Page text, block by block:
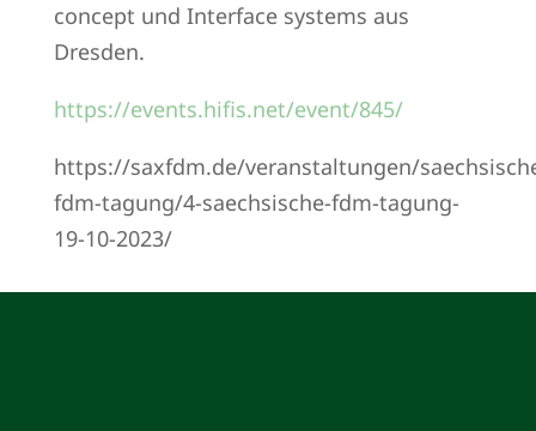
concept und Interface systems aus
Dresden.
https://events.hifis.net/event/845/
https://saxfdm.de/veranstaltungen/
fdm-tagung/4-saechsische-fdm-tagung-
19-10-2023/